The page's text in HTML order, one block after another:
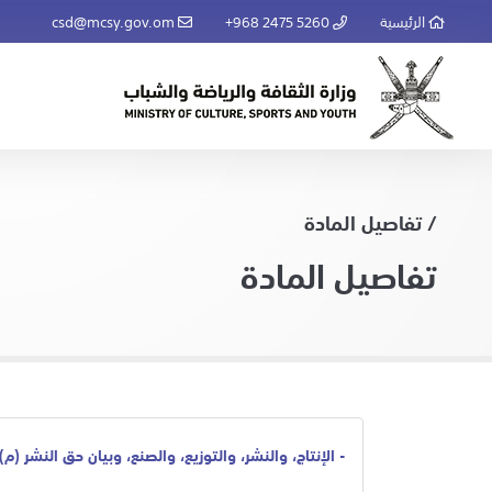
الرئيسية +968 2475 5260
csd@mcsy.gov.om
/ تفاصيل المادة
تفاصيل المادة
- الإنتاج، والنشر، والتوزيع، والصنع، وبيان حق النشر (م)